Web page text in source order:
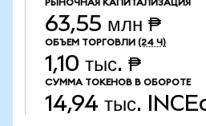
РЫНОЧНАЯ КАПИТАЛИЗАЦИЯ
63,55 млн ₱
ОБЪЕМ ТОРГОВЛИ (24 Ч)
1,10 тыс. ₱
СУММА ТОКЕНОВ В ОБОРОТЕ
14,94 тыс.